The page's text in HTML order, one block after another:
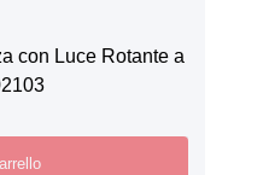
con Luce Rotante a